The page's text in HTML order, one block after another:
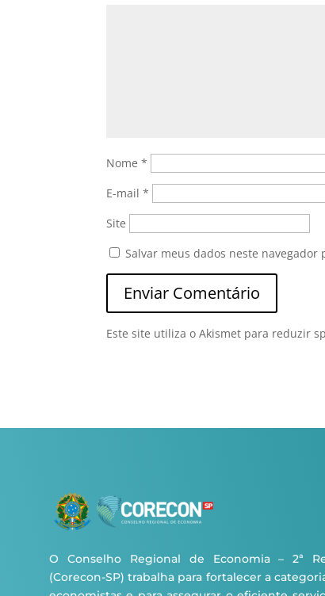
Nome*
E-mail*
Site
Salvar meus dados neste
Este site utiliza o Akismet para reduzir
O Conselho Regional de Economia – 2ª
(Corecon-SP) trabalha para fortalecer a